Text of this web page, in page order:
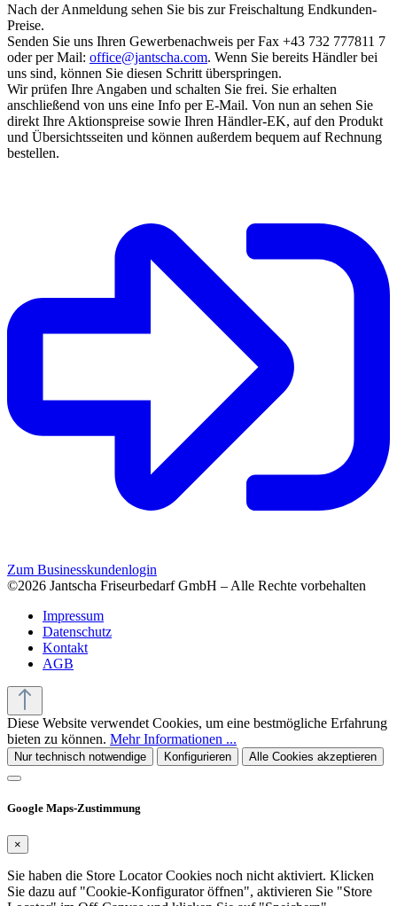
Nach der Anmeldung sehen Sie bis zur Freischaltung Endkunden-
Preise.
Senden Sie uns Ihren Gewerbenachweis per Fax +43 732 777811 7
oder per Mail: office@jantscha.com. Wenn Sie bereits Händler bei
uns sind, können Sie diesen Schritt überspringen.
Wir prüfen Ihre Angaben und schalten Sie frei. Sie erhalten
anschließend von uns eine Info per E-Mail. Von nun an sehen Sie
direkt Ihre Aktionspreise sowie Ihren Händler-EK, auf den Produkt
und Übersichtsseiten und können außerdem bequem auf Rechnung
bestellen.
Zum Businesskundenlogin
©2026 Jantscha Friseurbedarf GmbH – Alle Rechte vorbehalten
Impressum
Datenschutz
Kontakt
AGB
Diese Website verwendet Cookies, um eine bestmögliche Erfahrung
bieten zu können. Mehr Informationen ...
Nur technisch notwendige Konfigurieren Alle Cookies akzeptieren
Google Maps-Zustimmung
×
Sie haben die Store Locator Cookies noch nicht aktiviert. Klicken
Sie dazu auf "Cookie-Konfigurator öffnen", aktivieren Sie "Store